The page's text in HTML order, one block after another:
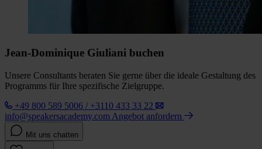
Jean-Dominique Giuliani buchen
Unsere Consultants beraten Sie gerne über die ideale Gestaltung des
Programms für Ihre spezifische Zielgruppe.
+49 800 589 5006 / +3110 433 33 22
info@speakersacademy.com Angebot anfordern
Mit uns chatten